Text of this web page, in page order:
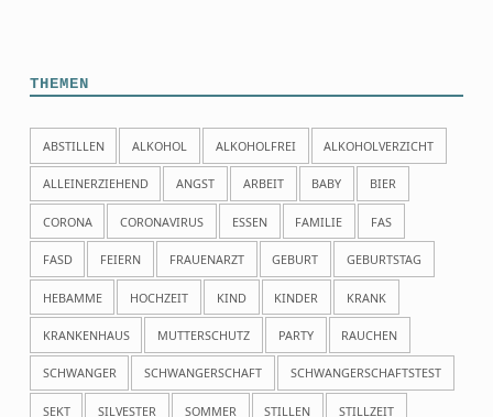
THEMEN
ABSTILLEN ALKOHOL ALKOHOLFREI ALKOHOLVERZICHT
ALLEINERZIEHEND ANGST ARBEIT BABY BIER
CORONA CORONAVIRUS ESSEN FAMILIE FAS
FASD FEIERN FRAUENARZT GEBURT GEBURTSTAG
HEBAMME HOCHZEIT KIND KINDER KRANK
KRANKENHAUS MUTTERSCHUTZ PARTY RAUCHEN
SCHWANGER SCHWANGERSCHAFT SCHWANGERSCHAFTSTEST
SEKT SILVESTER SOMMER STILLEN STILLZEIT